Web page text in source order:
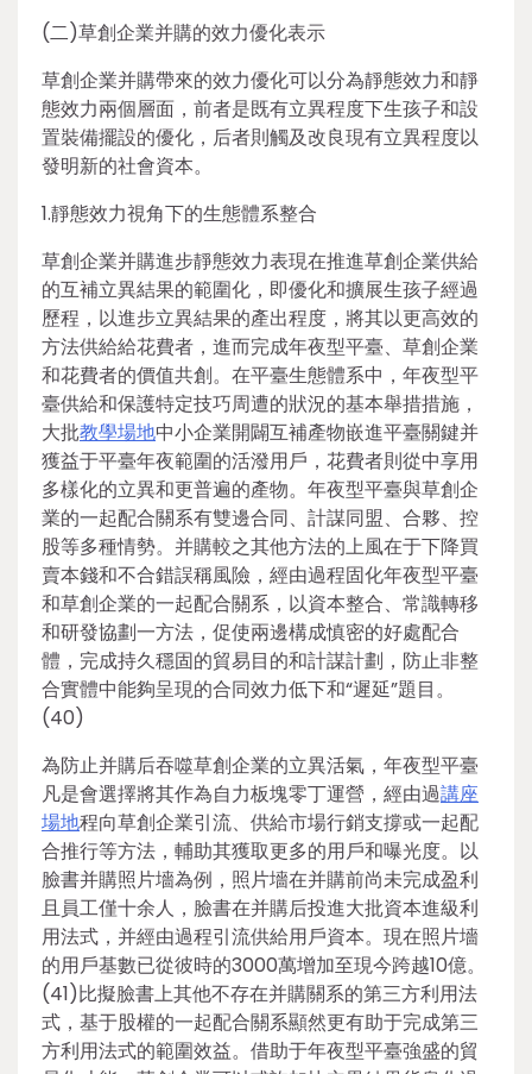
(二)草創企業并購的效力優化表示
草創企業并購帶來的效力優化可以分為靜態效力和靜
態效力兩個層面，前者是既有立異程度下生孩子和設
置裝備擺設的優化，后者則觸及改良現有立異程度以
發明新的社會資本。
1.靜態效力視角下的生態體系整合
草創企業并購進步靜態效力表現在推進草創企業供給
的互補立異結果的範圍化，即優化和擴展生孩子經過
歷程，以進步立異結果的產出程度，將其以更高效的
方法供給給花費者，進而完成年夜型平臺、草創企業
和花費者的價值共創。在平臺生態體系中，年夜型平
臺供給和保護特定技巧周遭的狀況的基本舉措措施，
大批教學場地中小企業開闢互補產物嵌進平臺關鍵并
獲益于平臺年夜範圍的活潑用戶，花費者則從中享用
多樣化的立異和更普遍的產物。年夜型平臺與草創企
業的一起配合關系有雙邊合同、計謀同盟、合夥、控
股等多種情勢。并購較之其他方法的上風在于下降買
賣本錢和不合錯誤稱風險，經由過程固化年夜型平臺
和草創企業的一起配合關系，以資本整合、常識轉移
和研發協劃一方法，促使兩邊構成慎密的好處配合
體，完成持久穩固的貿易目的和計謀計劃，防止非整
合實體中能夠呈現的合同效力低下和“遲延”題目。
(40)
為防止并購后吞噬草創企業的立異活氣，年夜型平臺
凡是會選擇將其作為自力板塊零丁運營，經由過講座
場地程向草創企業引流、供給市場行銷支撐或一起配
合推行等方法，輔助其獲取更多的用戶和曝光度。以
臉書并購照片墻為例，照片墻在并購前尚未完成盈利
且員工僅十余人，臉書在并購后投進大批資本進級利
用法式，并經由過程引流供給用戶資本。現在照片墻
的用戶基數已從彼時的3000萬增加至現今跨越10億。
(41)比擬臉書上其他不存在并購關系的第三方利用法
式，基于股權的一起配合關系顯然更有助于完成第三
方利用法式的範圍效益。借助于年夜型平臺強盛的貿